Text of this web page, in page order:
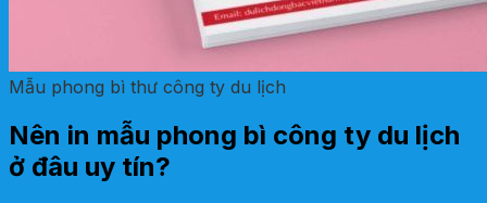
Mẫu phong bì thư công ty du lịch
Nên in mẫu phong bì công ty du lịch
ở đâu uy tín?